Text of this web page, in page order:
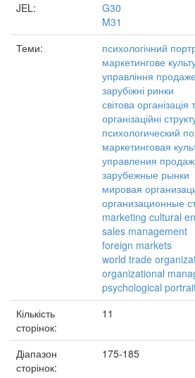
JEL:
G30
M31
Теми:
психологічний
маркетингове
управління
зарубіжні ринки
світова організація
організаційні
психологический
маркетинговая
управления
зарубежные рынки
мировая
организационные
marketing cultural
sales management
foreign markets
world trade
organizational
psychological
Кількість
сторінок:
11
Діапазон
сторінок:
175-185